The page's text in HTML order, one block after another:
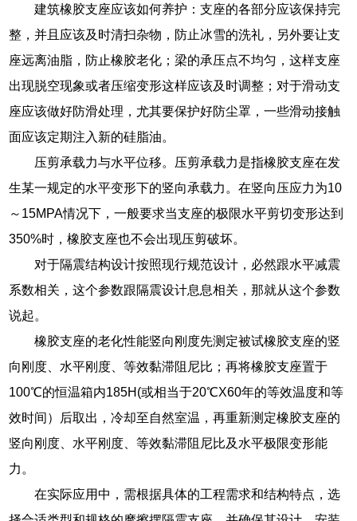
建筑橡胶支座应该如何养护：支座的各部分应该保持完
整，并且应该及时清扫杂物，防止冰雪的洗礼，另外要让支
座远离油脂，防止橡胶老化；梁的承压点不均匀，这样支座
出现脱空现象或者压缩变形这样应该及时调整；对于滑动支
座应该做好防滑处理，尤其要保护好防尘罩，一些滑动接触
面应该定期注入新的硅脂油。
压剪承载力与水平位移。压剪承载力是指橡胶支座在发
生某一规定的水平变形下的竖向承载力。在竖向压应力为10
～15MPA情况下，一般要求当支座的极限水平剪切变形达到
350%时，橡胶支座也不会出现压剪破坏。
对于隔震结构设计按照现行规范设计，必然跟水平减震
系数相关，这个参数跟隔震设计息息相关，那就从这个参数
说起。
橡胶支座的老化性能竖向刚度先测定被试橡胶支座的竖
向刚度、水平刚度、等效黏滞阻尼比；再将橡胶支座置于
100℃的恒温箱内185H(或相当于20℃X60年的等效温度和等
效时间）后取出，冷却至自然室温，再重新测定橡胶支座的
竖向刚度、水平刚度、等效黏滞阻尼比及水平极限变形能
力。
在实际应用中，需根据具体的工程需求和结构特点，选